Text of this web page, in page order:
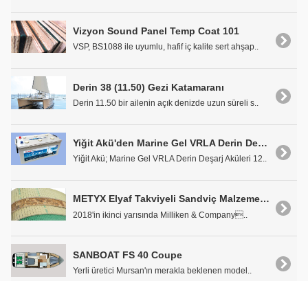
Vizyon Sound Panel Temp Coat 101
VSP, BS1088 ile uyumlu, hafif iç kalite sert ahşap..
Derin 38 (11.50) Gezi Katamaranı
Derin 11.50 bir ailenin açık denizde uzun süreli s..
Yiğit Akü'den Marine Gel VRLA Derin Deşarj Aküleri
Yiğit Akü; Marine Gel VRLA Derin Deşarj Aküleri 12..
METYX Elyaf Takviyeli Sandviç Malzemesi TYCOR®'la Marine Endüstrisine Hafiflik Getiriyor
2018'in ikinci yarısında Milliken & Company..
SANBOAT FS 40 Coupe
Yerli üretici Mursan'ın merakla beklenen model..